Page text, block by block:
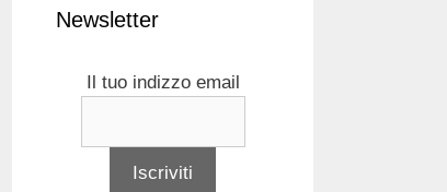
Newsletter
Il tuo indizzo email